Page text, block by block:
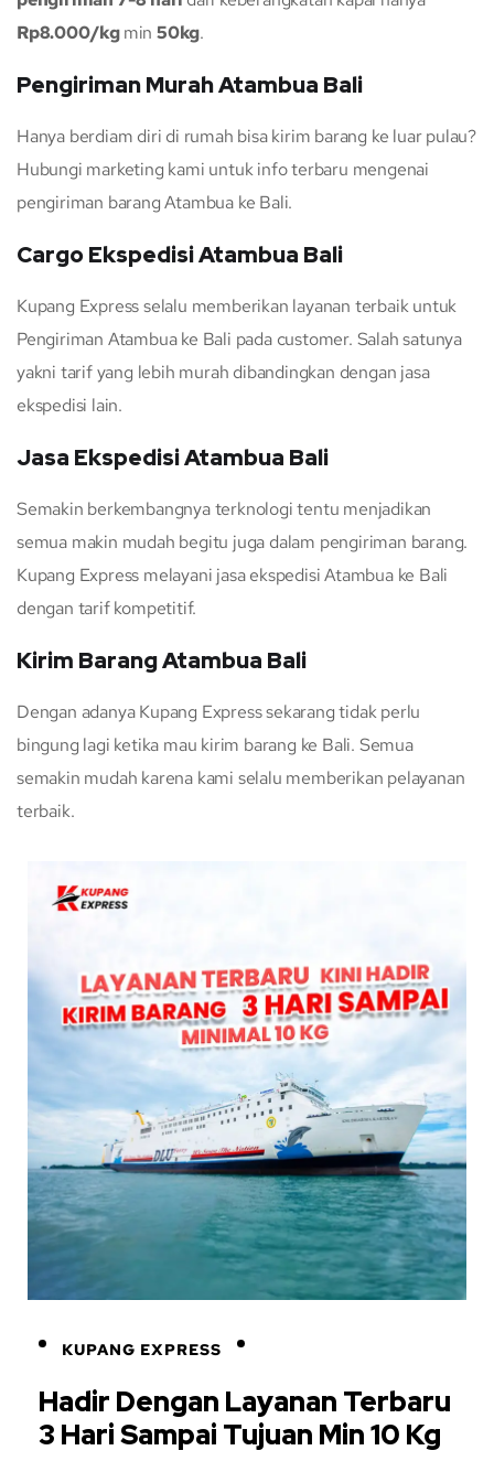
Rp8.000/kgmin50kg.
Pengiriman Murah Atambua Bali
Hanya berdiam diri di rumah bisa kirim barang ke luar pulau?
Hubungi marketing kami untuk info terbaru mengenai
pengiriman barang Atambua ke Bali.
Cargo Ekspedisi Atambua Bali
Kupang Express selalu memberikan layanan terbaik untuk
Pengiriman Atambua ke Bali pada customer. Salah satunya
yakni tarif yang lebih murah dibandingkan dengan jasa
ekspedisi lain.
Jasa Ekspedisi Atambua Bali
Semakin berkembangnya terknologi tentu menjadikan
semua makin mudah begitu juga dalam pengiriman barang.
Kupang Express melayani jasa ekspedisi Atambua ke Bali
dengan tarif kompetitif.
Kirim Barang Atambua Bali
Dengan adanya Kupang Express sekarang tidak perlu
bingung lagi ketika mau kirim barang ke Bali. Semua
semakin mudah karena kami selalu memberikan pelayanan
terbaik.
KUPANG EXPRESS
Hadir Dengan Layanan Terbaru
3 Hari Sampai Tujuan Min 10 Kg